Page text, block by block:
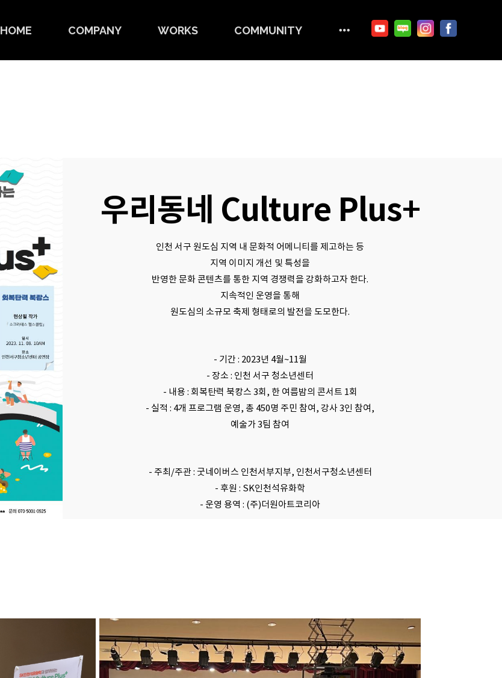
HOME COMPANY WORKS COMMUNITY
우리동네 Culture Plus+
인천 서구 원도심 지역 내 문화적 어메니티를 제고하는 등
지역 이미지 개선 및 특성을
반영한 문화 콘텐츠를 통한 지역 경쟁력을 강화하고자 한다.
지속적인 운영을 통해
원도심의 소규모 축제 형태로의 발전을 도모한다.
- 기간 : 2023년 4월~11월
- 장소 : 인천 서구 청소년센터
- 내용 : 회복탄력 북캉스 3회, 한 여름밤의 콘서트 1회
- 실적 : 4개 프로그램 운영, 총 450명 주민 참여, 강사 3인 참여,
예술가 3팀 참여
- 주최/주관 : 굿네이버스 인천서부지부, 인천서구청소년센터
- 후원 : SK인천석유화학
- 운영 용역 : (주)더원아트코리아